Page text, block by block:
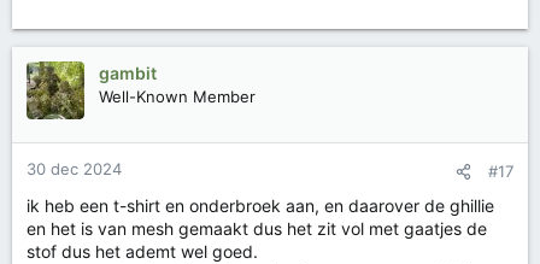
gambit
Well-Known Member
30 dec 2024 #17
ik heb een t-shirt en onderbroek aan, en daarover de ghillie
en het is van mesh gemaakt dus het zit vol met gaatjes de
stof dus het ademt wel goed.